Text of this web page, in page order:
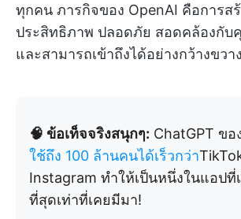
ทุกคน ภารกิจของ OpenAI คือการส
ประสิทธิภาพ ปลอดภัย สอดคล้องกั
และสามารถเข้าถึงได้อย่างกว้างขวาง
🧠 ข้อเท็จจริงสนุกๆ: ChatGPT ขอ
ใช้ถึง 100 ล้านคนได้เร็วกว่า
Instagram ทำให้เป็นหนึ่งในแอปที่
ที่สุดเท่าที่เคยมีมา!